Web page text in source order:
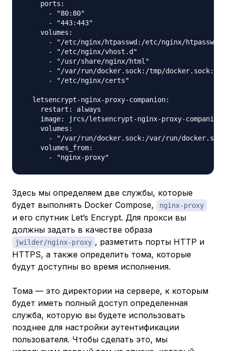
    ports:
      - "80:80"
      - "443:443"
    volumes:
      - "/etc/nginx/htpasswd:/etc/nginx/htpasswd"
      - "/etc/nginx/vhost.d"
      - "/usr/share/nginx/html"
      - "/var/run/docker.sock:/tmp/docker.sock:ro"
      - "/etc/nginx/certs"
  letsencrypt-nginx-proxy-companion:
    restart: always
    image: jrcs/letsencrypt-nginx-proxy-companion
    volumes:
- "/var/run/docker.sock:/var/run/
    volumes_from:
Здесь мы определяем две службы, которые
будет выполнять Docker Compose,
nginx-proxy
и его спутник Let’s Encrypt. Для прокси вы
должны задать в качестве образа
jwilder/nginx-proxy , разметить порты HTTP и
HTTPS, а также определить тома, которые
будут доступны во время исполнения.
Тома — это директории на сервере, к которым
будет иметь полный доступ определенная
служба, которую вы будете использовать
позднее для настройки аутентификации
пользователя. Чтобы сделать это, мы